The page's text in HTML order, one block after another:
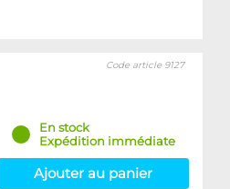
Code article 9127
En stock
Expédition immédiate
Ajouter au panier